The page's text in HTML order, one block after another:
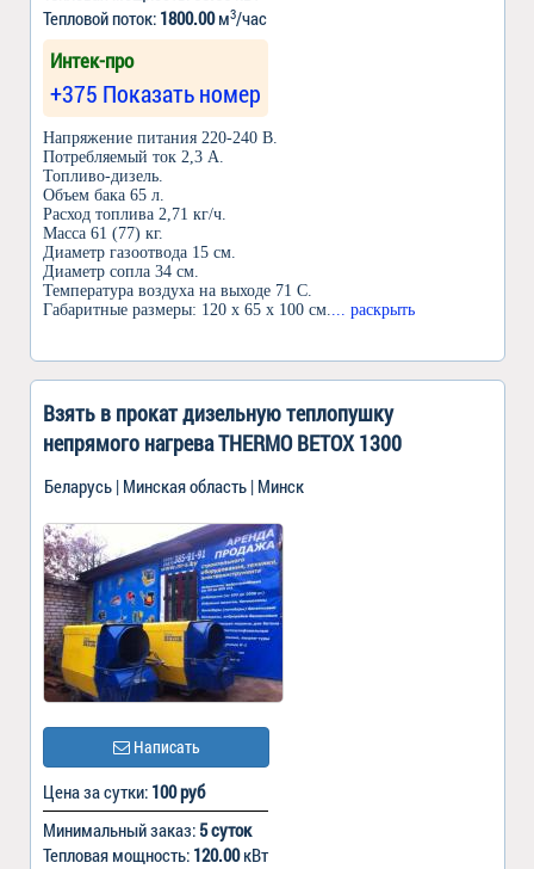
Тепловой поток: 1800.00м3/час
Интек-про
+375 Показать номер
Напряжение питания 220-240 В.
Потребляемый ток 2,3 А.
Топливо-дизель.
Объем бака 65 л.
Расход топлива 2,71 кг/ч.
Масса 61 (77) кг.
Диаметр газоотвода 15 см.
Диаметр сопла 34 см.
Температура воздуха на выходе 71 С.
Габаритные размеры: 120 х 65 х 100 см.... раскрыть
Взять в прокат дизельную теплопушку
непрямого нагрева THERMO BETOX 1300
Беларусь | Минская область | Минск
Написать
Цена за сутки: 100 руб
Минимальный заказ: 5 суток
Тепловая мощность: 120.00кВт